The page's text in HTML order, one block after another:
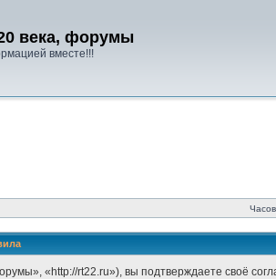
века, форумы
вместе!!!
«http://rt22.ru»), вы подтверждаете своё